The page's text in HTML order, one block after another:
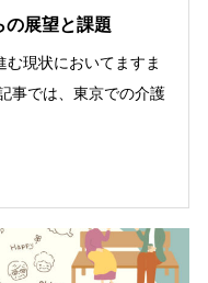
の展望と課題
現状においてますま
事では、東京での介護